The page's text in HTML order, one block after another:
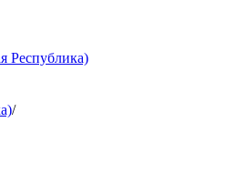
Республика)
/